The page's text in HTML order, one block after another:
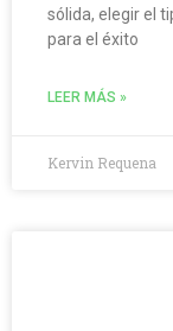
sólida, elegir el
para el éxito
LEER MÁS »
Kervin Requena